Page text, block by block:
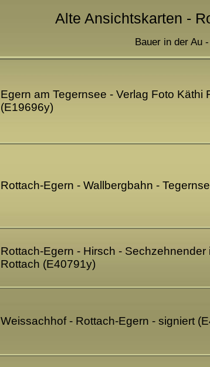
Alte Ansichtskarten -
Bauer in der Au
Egern am Tegernsee - Verlag Foto
(E19696y)
Rottach-Egern - Wallbergbahn -
Rottach-Egern - Hirsch -
Rottach (E40791y)
Weissachhof - Rottach-Egern - signiert